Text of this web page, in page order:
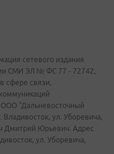
сетевого издания
СМИ ЭЛ № ФС 77 - 72742,
сфере связи,
ООО "Дальневосточный
ул. Уборевича,
Дмитрий Юрьевич. Адрес
ул. Уборевича,